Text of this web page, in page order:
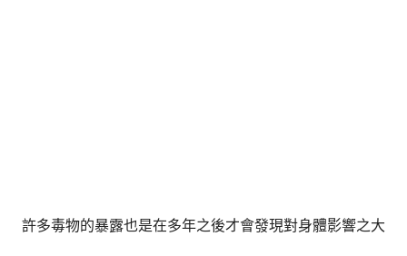
許多毒物的暴露也是在多年之後才會發現對身體影響之大